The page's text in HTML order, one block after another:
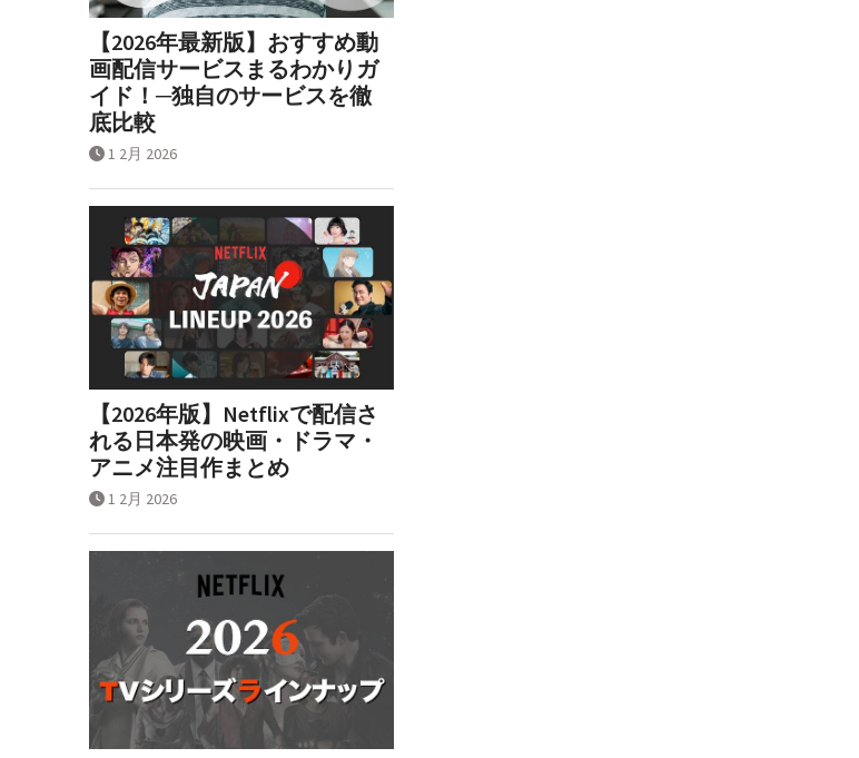
【2026年最新版】おすすめ動
画配信サービスまるわかりガ
イド！─独自のサービスを徹
底比較
1 2月 2026
【2026年版】Netflixで配信さ
れる日本発の映画・ドラマ・
アニメ注目作まとめ
1 2月 2026